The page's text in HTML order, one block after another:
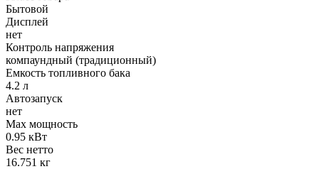
Бытовой
Дисплей
нет
Контроль напряжения
компаундный (традиционный)
Емкость топливного бака
4.2 л
Автозапуск
нет
Max мощность
0.95 кВт
Вес нетто
16.751 кг